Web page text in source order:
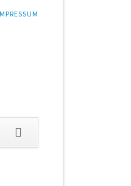
Navigation
überspringen